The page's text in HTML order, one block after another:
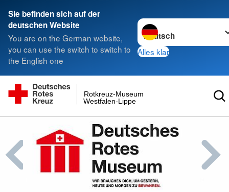
Sie befinden sich auf der
deutschen Website
You are on the German website,
you can use the switch to switch to
the English one
Sprache wechseln zu
Alles klar
Westfalen-Lippe
Rotkreuz-Museum